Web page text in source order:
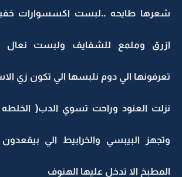
شعرها طايحه ..لبست اكسسوارات
ازرق وملمع للشفايف ولبست نعال
تعرفونها الي دوم نلبسها الي تكون زي
نزلت العنود وراحت تسوي الدب(
وتجهز البيبسي والخرابيط الي
المطبخ الا تدخل عليها الهنوف